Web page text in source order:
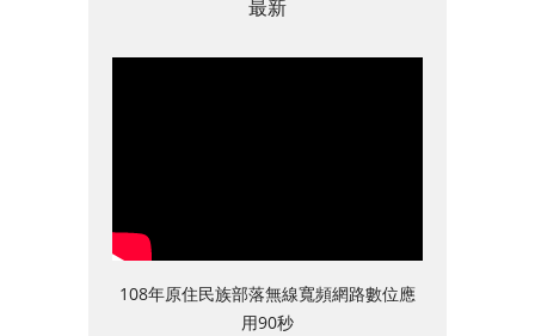
最新
108年原住民族部落無線寬頻網路數位應
用90秒